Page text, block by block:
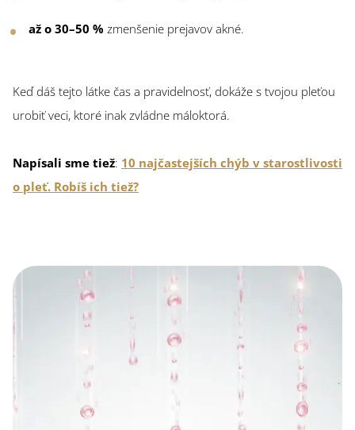
až o 30–50 % zmenšenie prejavov akné.
Keď dáš tejto látke čas a pravidelnosť, dokáže s tvojou pleťou
urobiť veci, ktoré inak zvládne máloktorá.
Napísali sme tiež: 10 najčastejších chýb v starostlivosti
o pleť. Robíš ich tiež?